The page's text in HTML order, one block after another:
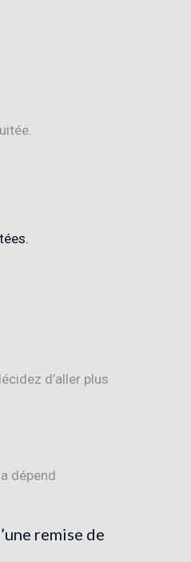
d’aller plus
remise de